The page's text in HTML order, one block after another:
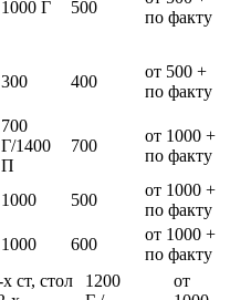
1000 Г 500
по факту
300 400
от 500 +
по факту
700
Г/1400
П
700
от 1000 +
по факту
1000 500
от 1000 +
по факту
1000 600
от 1000 +
по факту
ст, стол
1200
от